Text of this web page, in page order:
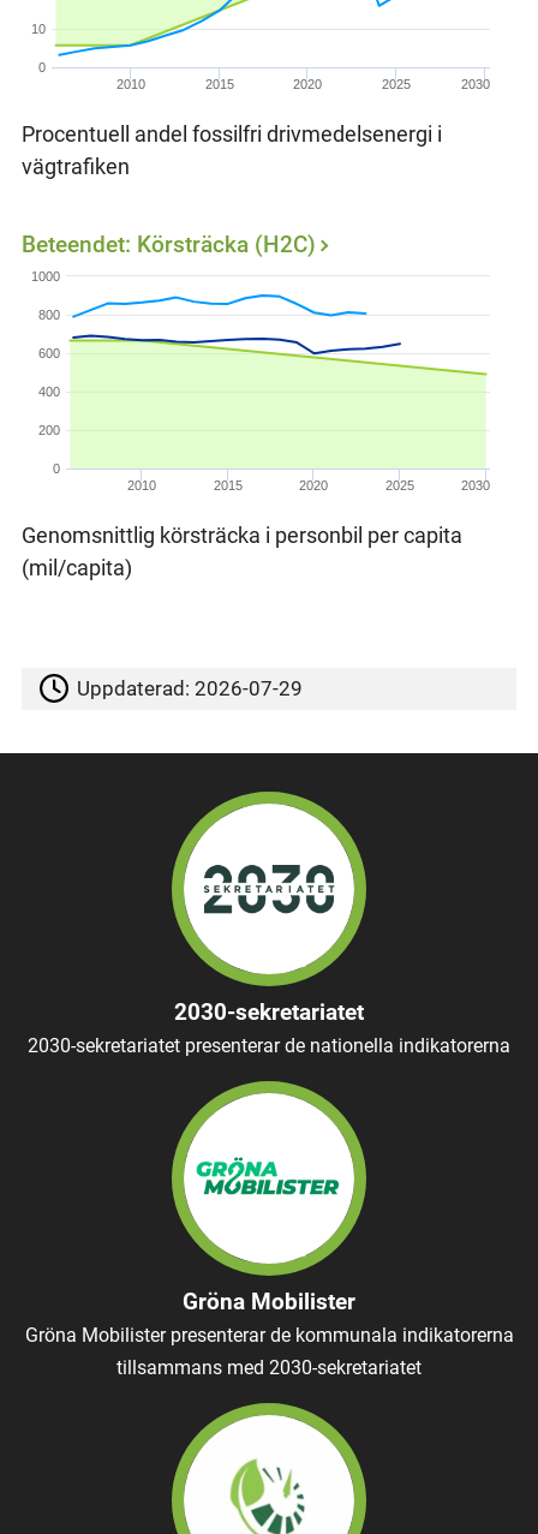
2010 2015 2020 2025 2030
0
10
Procentuell andel fossilfri drivmedelsenergi i
vägtrafiken
2010 2015 2020 2025 2030
0
200
400
600
800
1000
Beteendet: Körsträcka (H2C)
Genomsnittlig körsträcka i personbil per capita
(mil/capita)
Uppdaterad:2026-07-29
2030-sekretariatet
2030-sekretariatet presenterar de nationella indikatorerna
Gröna Mobilister
Gröna Mobilister presenterar de kommunala indikatorerna
tillsammans med 2030-sekretariatet